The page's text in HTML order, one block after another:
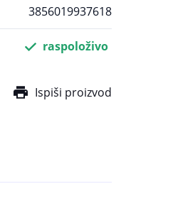
3856019937618
raspoloživo
Ispiši proizvod